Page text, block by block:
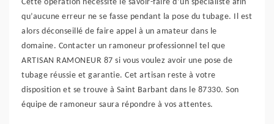
Cette opération nécessite le savoir-faire d’un spécialiste afin
qu’aucune erreur ne se fasse pendant la pose du tubage. Il est
alors déconseillé de faire appel à un amateur dans le
domaine. Contacter un ramoneur professionnel tel que
ARTISAN RAMONEUR 87 si vous voulez avoir une pose de
tubage réussie et garantie. Cet artisan reste à votre
disposition et se trouve à Saint Barbant dans le 87330. Son
équipe de ramoneur saura répondre à vos attentes.